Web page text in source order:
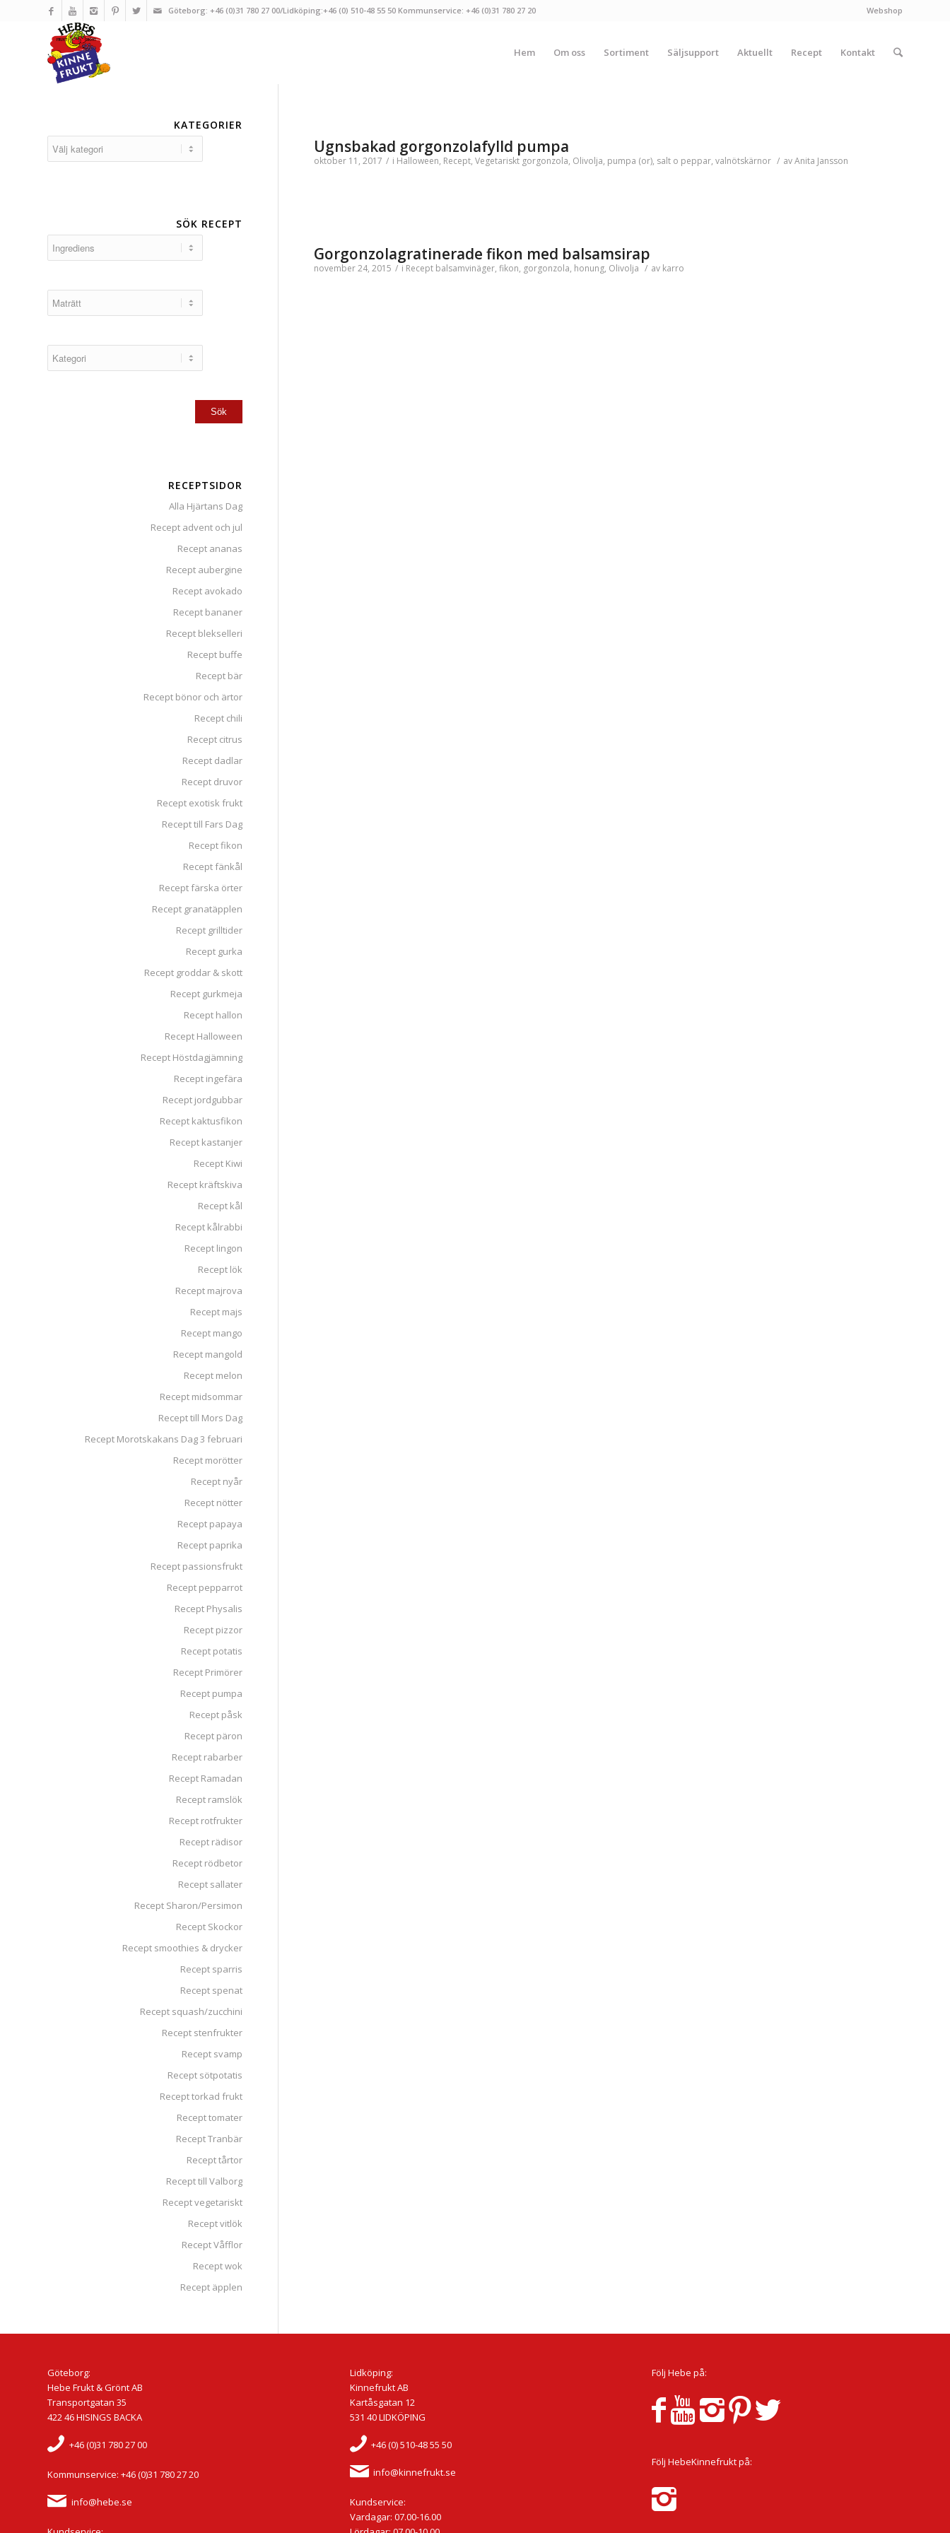
Webshop
Göteborg: +46 (0)31 780 27 00/Lidköping:+46 (0) 510-48 55 50 Kommunservice: +46 (0)31 780 27 20
Hem Om oss Sortiment Säljsupport Aktuellt Recept Kontakt
Ugnsbakad gorgonzolafylld pumpa
oktober 11, 2017 / i Halloween, Recept, Vegetariskt gorgonzola, Olivolja, pumpa (or), salt o peppar, valnötskärnor / avAnita Jansson
Gorgonzolagratinerade fikon med balsamsirap
november 24, 2015 / i Recept balsamvinäger, fikon, gorgonzola, honung, Olivolja / av karro
KATEGORIER
SÖK RECEPT
RECEPTSIDOR
Alla Hjärtans Dag
Recept advent och jul
Recept ananas
Recept aubergine
Recept avokado
Recept bananer
Recept blekselleri
Recept buffe
Recept bär
Recept bönor och ärtor
Recept chili
Recept citrus
Recept dadlar
Recept druvor
Recept exotisk frukt
Recept till Fars Dag
Recept fikon
Recept fänkål
Recept färska örter
Recept granatäpplen
Recept grilltider
Recept gurka
Recept groddar & skott
Recept gurkmeja
Recept hallon
Recept Halloween
Recept Höstdagjämning
Recept ingefära
Recept jordgubbar
Recept kaktusfikon
Recept kastanjer
Recept Kiwi
Recept kräftskiva
Recept kål
Recept kålrabbi
Recept lingon
Recept lök
Recept majrova
Recept majs
Recept mango
Recept mangold
Recept melon
Recept midsommar
Recept till Mors Dag
Recept Morotskakans Dag 3 februari
Recept morötter
Recept nyår
Recept nötter
Recept papaya
Recept paprika
Recept passionsfrukt
Recept pepparrot
Recept Physalis
Recept pizzor
Recept potatis
Recept Primörer
Recept pumpa
Recept påsk
Recept päron
Recept rabarber
Recept Ramadan
Recept ramslök
Recept rotfrukter
Recept rädisor
Recept rödbetor
Recept sallater
Recept Sharon/Persimon
Recept Skockor
Recept smoothies & drycker
Recept sparris
Recept spenat
Recept squash/zucchini
Recept stenfrukter
Recept svamp
Recept sötpotatis
Recept torkad frukt
Recept tomater
Recept Tranbär
Recept tårtor
Recept till Valborg
Recept vegetariskt
Recept vitlök
Recept Våfflor
Recept wok
Recept äpplen
Göteborg:
Hebe Frukt & Grönt AB
Transportgatan 35
422 46 HISINGS BACKA
+46 (0)31 780 27 00
Kommunservice: +46 (0)31 780 27 20
info@hebe.se
Lidköping:
Kinnefrukt AB
Kartåsgatan 12
531 40 LIDKÖPING
+46 (0) 510-48 55 50
info@kinnefrukt.se
Kundservice:
Vardagar: 07.00-16.00
Följ Hebe på:
Följ HebeKinnefrukt på: